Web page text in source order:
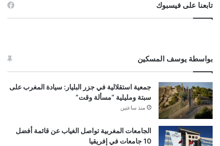
تابعنا على فيسبوك
بواسطة يوسف المسكين
جمعية استقلالية في جزر البليار: سيادة المغرب على
سبتة ومليلية “مسألة وقت”
منذ ساعتين
الجامعات المغربية تواصل الغياب عن قائمة أفضل
10 جامعات في إفريقيا